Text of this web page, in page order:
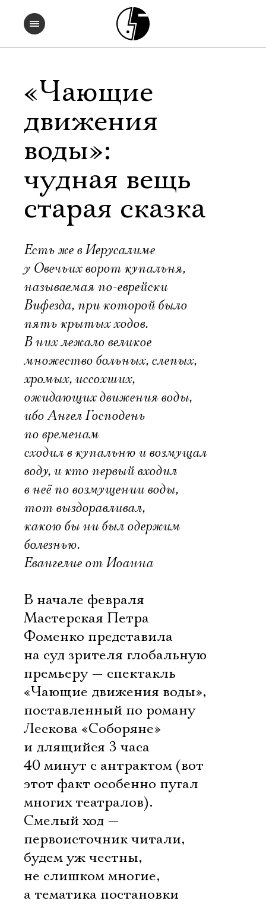
«Чающие
движения
воды»:
чудная вещь
старая сказка
Есть же в Иерусалиме
у Овечьих ворот купальня,
называемая по-еврейски
Вифезда, при которой было
пять крытых ходов.
В них лежало великое
множество больных, слепых,
хромых, иссохших,
ожидающих движения воды,
ибо Ангел Господень
по временам
сходил в купальню и возмущал
воду, и кто первый входил
в неё по возмущении воды,
тот выздоравливал,
какою бы ни был одержим
болезнью.
Евангелие от Иоанна
В начале февраля
Мастерская Петра
Фоменко представила
на суд зрителя глобальную
премьеру — спектакль
«Чающие движения воды»,
поставленный по роману
Лескова «Соборяне»
и длящийся 3 часа
40 минут с антрактом (вот
этот факт особенно пугал
многих театралов).
Смелый ход —
первоисточник читали,
будем уж честны,
не слишком многие,
а тематика постановки